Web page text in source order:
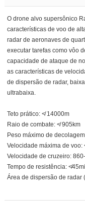
O drone alvo supersônico
características de voo de
radar de aeronaves de
executar tarefas como vôo
capacidade de ataque de
as características de
de dispersão de radar,
ultrabaixa.
Teto prático: ≮ 14000m
Raio de combate: ≮ 905km
Peso máximo de
Velocidade máxima de voo:
Velocidade de cruzeiro:
Tempo de resistência:
Área de dispersão de radar